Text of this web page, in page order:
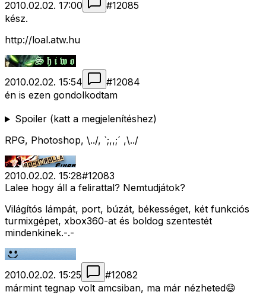
2010.02.02. 17:00 #12085
kész.
http://loal.atw.hu
2010.02.02. 15:54 #12084
én is ezen gondolkodtam
Spoiler (katt a megjelenítéshez)
RPG, Photoshop, \../, `;,,;´ ,\../
2010.02.02. 15:28#12083
Lalee hogy áll a felirattal? Nemtudjátok?
Világítós lámpát, port, búzát, békességet, két funkciós
turmixgépet, xbox360-at és boldog szentestét
mindenkinek.-.-
2010.02.02. 15:25 #12082
mármint tegnap volt amcsiban, ma már nézheted😄